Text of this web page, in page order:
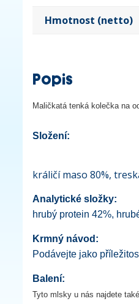
Hmotnost (netto)
Popis
Maličkatá tenká kolečka na
Složení:
králičí maso 80%,
Analytické složky:
hrubý protein 42%,
Krmný návod:
Podávejte jako
Balení:
Tyto mlsky u nás najdete